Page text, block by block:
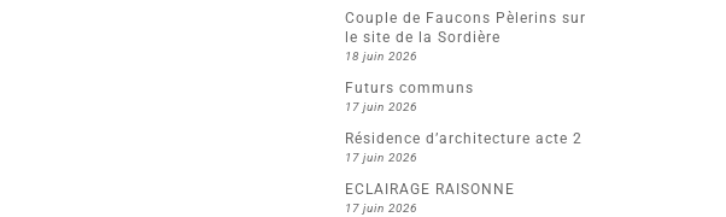
Couple de Faucons Pèlerins sur
le site de la Sordière
18 juin 2026
Futurs communs
17 juin 2026
Résidence d’architecture acte 2
17 juin 2026
ECLAIRAGE RAISONNE
17 juin 2026